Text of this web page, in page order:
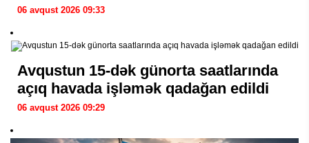
06 avqust 2026 09:33
Avqustun 15-dək günorta saatlarında
açıq havada işləmək qadağan edildi
06 avqust 2026 09:29